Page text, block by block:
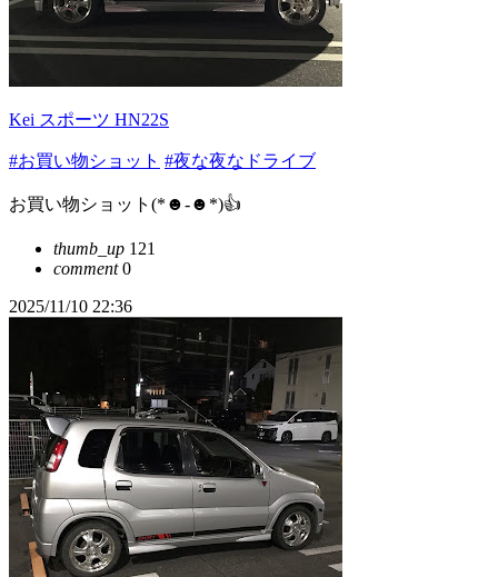
Kei スポーツ HN22S
#お買い物ショット #夜な夜なドライブ
お買い物ショット(*☻-☻*)👍
thumb_up 121
comment0
2025/11/10 22:36